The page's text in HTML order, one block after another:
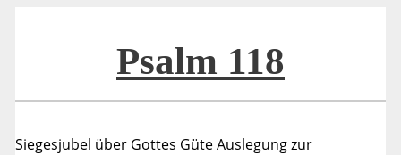
Psalm 118
Siegesjubel über Gottes Güte Auslegung zur